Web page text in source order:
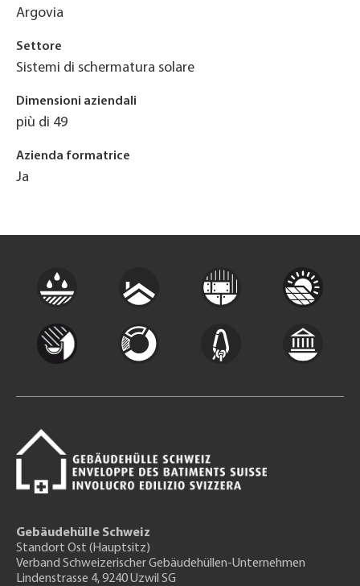
Argovia
Settore
Sistemi di schermatura solare
Dimensioni aziendali
più di 49
Azienda formatrice
Ja
Gebäudehülle Schweiz
Standort Ost (Hauptsitz)
Verband Schweizerischer Gebäudehüllen-Unternehmen
Lindenstrasse 4, 9240 Uzwil SG